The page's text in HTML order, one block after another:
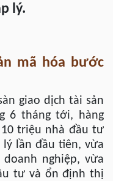
lý.
mã hóa bước
giao dịch tài sản
6 tháng tới, hàng
triệu nhà đầu tư
lần đầu tiên, vừa
nghiệp, vừa
tư và ổn định thị